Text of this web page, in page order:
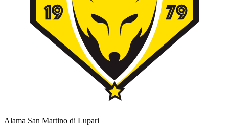
Alama San Martino di Lupari